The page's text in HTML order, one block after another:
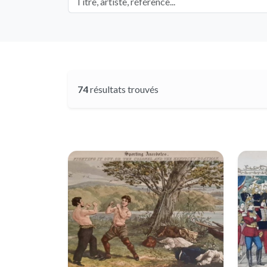
74résultats trouvés